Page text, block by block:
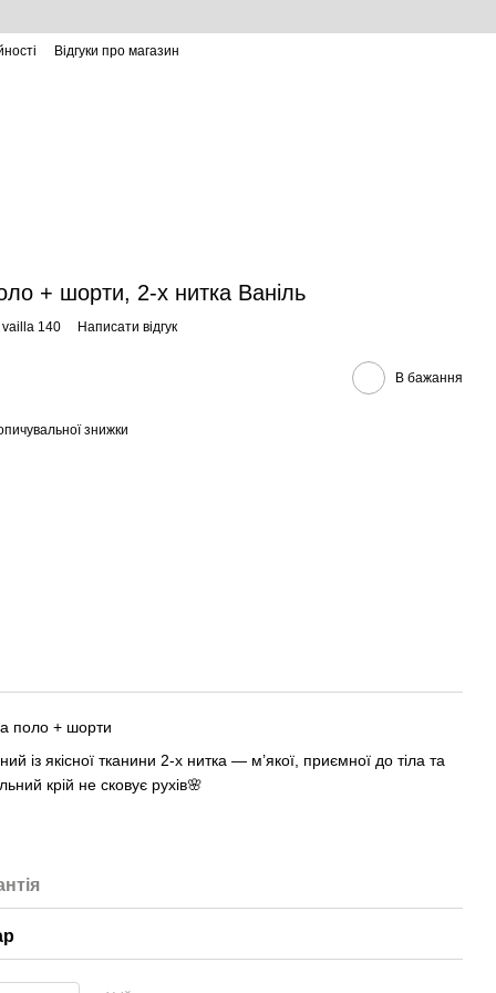
Відгуки про магазин
+ шорти, 2-х нитка Ваніль
vailla 140 Написати відгук
В бажання
знижки
поло + шорти
із якісної тканини 2-х нитка — м’якої, приємної до тіла та
крій не сковує рухів🌸